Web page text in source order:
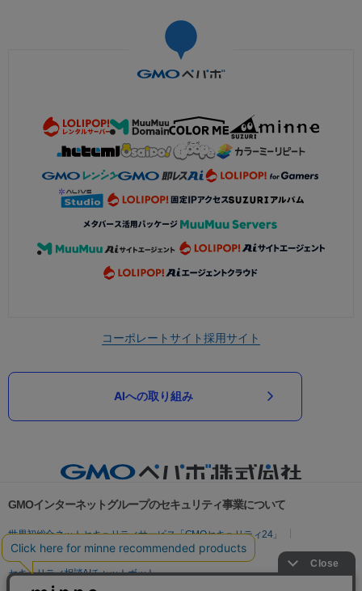
コーポレートサイト採用サイト
AIへの取り組み
GMOインターネットグループのセキュリティ事業について
世界初総合ネットセキュリティサービス「GMOセキュリティ24」
パスワード漏洩診断
Webサイトリスク診断
セキュリティ相談AIチャットボット